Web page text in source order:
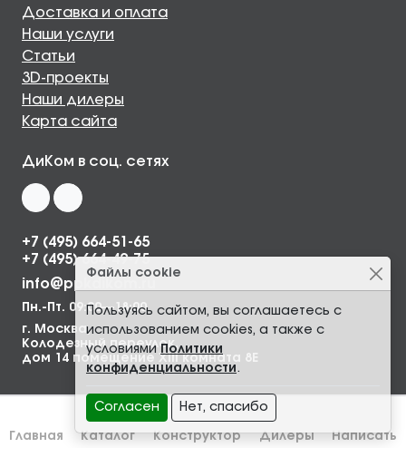
Файлы cookie
Пользуясь сайтом, вы соглашаетесь с
использованием cookies, а также с
условиями Политики
конфиденциальности.
Согласен Нет, спасибо
Доставка и оплата
Наши услуги
Статьи
3D-проекты
Наши дилеры
Карта сайта
ДиКом в соц. сетях
+7 (495) 664-51-65
+7 (495) 664-49-75
info@ppkdikom.ru
Пн.-Пт. 09:00—18:00
г. Москва,
Колодезный переулок,
дом 14 помещение XIII комната 8Е
Главная Каталог Конструктор Дилеры Написать